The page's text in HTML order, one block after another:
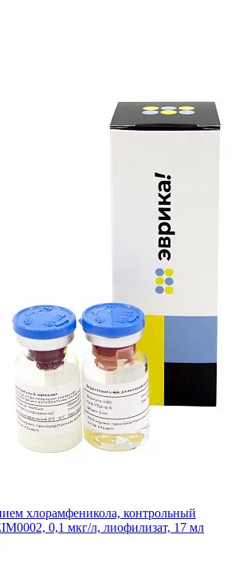
хлорамфеникола, контрольный
0,1 мкг/л, лиофилизат, 17 мл